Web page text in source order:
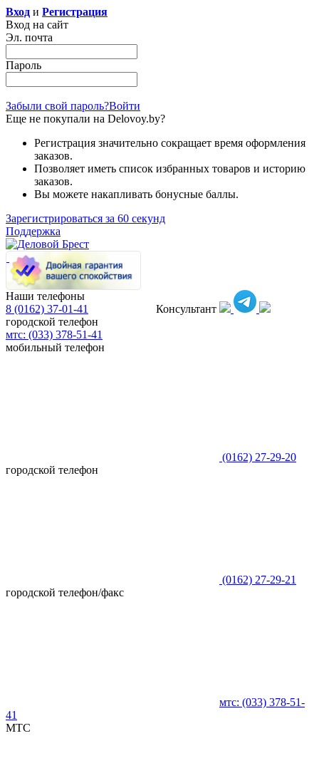
Вход и Регистрация
Вход на сайт
Эл. почта
Пароль
Забыли свой пароль?Войти
Еще не покупали на Delovoy.by?
Регистрация значительно сокращает время оформления
заказов.
Позволяет иметь список избранных товаров и историю
заказов.
Вы можете накапливать бонусные баллы.
Зарегистрироваться за 60 секунд
Поддержка
Консультант
Наши телефоны
8 (0162) 37-01-41
городской телефон
мтс: (033) 378-51-41
мобильный телефон
(0162) 27-29-20
городской телефон
(0162) 27-29-21
городской телефон/факс
мтс: (033) 378-51-
41
MTC